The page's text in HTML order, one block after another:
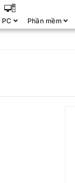
PC Phần mềm